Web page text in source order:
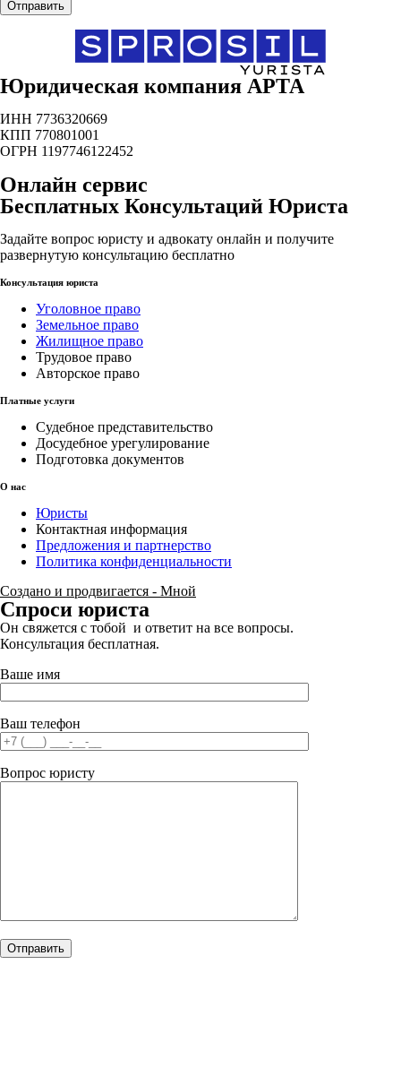
Юридическая компания АРТА
ИНН 7736320669
КПП 770801001
ОГРН 1197746122452
Онлайн сервис
Бесплатных Консультаций Юриста
Задайте вопрос юристу и адвокату онлайн и получите
развернутую консультацию бесплатно
Консультация юриста
Уголовное право
Земельное право
Жилищное право
Трудовое право
Авторское право
Платные услуги
Судебное представительство
Досудебное урегулирование
Подготовка документов
О нас
Юристы
Контактная информация
Предложения и партнерство
Политика конфиденциальности
Создано и продвигается - Мной
Спроси юриста
Он свяжется с тобой и ответит на все вопросы.
Консультация бесплатная.
Ваше имя
Ваш телефон
Вопрос юристу